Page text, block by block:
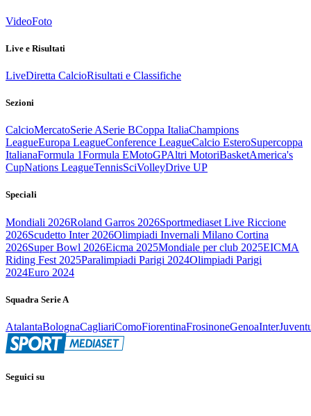
VideoFoto
Live e Risultati
LiveDiretta CalcioRisultati e Classifiche
Sezioni
CalcioMercatoSerie ASerie BCoppa ItaliaChampions
LeagueEuropa LeagueConference LeagueCalcio EsteroSupercoppa
ItalianaFormula 1Formula EMotoGPAltri MotoriBasketAmerica's
CupNations LeagueTennisSciVolleyDrive UP
Speciali
Mondiali 2026Roland Garros 2026Sportmediaset Live Riccione
2026Scudetto Inter 2026Olimpiadi Invernali Milano Cortina
2026Super Bowl 2026Eicma 2025Mondiale per club 2025EICMA
Riding Fest 2025Paralimpiadi Parigi 2024Olimpiadi Parigi
2024Euro 2024
Squadra Serie A
AtalantaBolognaCagliariComoFiorentinaFrosinoneGenoaInter
Seguici su